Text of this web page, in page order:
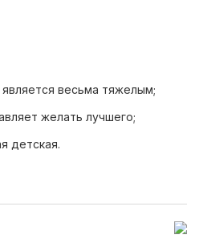
при помощи смартфона;
весьма тяжелым;
желать лучшего;
детская.